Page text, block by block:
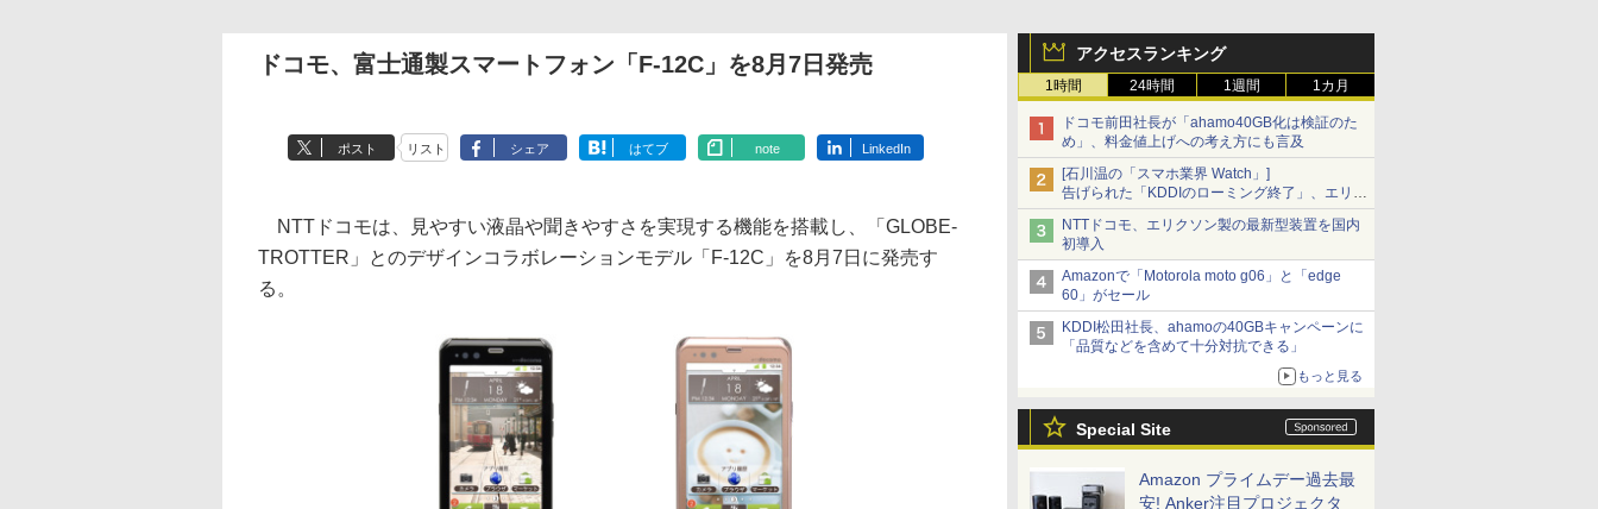
アクセスランキング
1時間 24時間 1週間 1カ月
ドコモ前田社長が「ahamo40GB化は検証のた
め」、料金値上げへの考え方にも言及
[石川温の「スマホ業界 Watch」]
告げられた「KDDIのローミング終了」、エリア
マップの落とし穴と楽天モバイルの課題
NTTドコモ、エリクソン製の最新型装置を国内
初導入
Amazonで「Motorola moto g06」と「edge
60」がセール
KDDI松田社長、ahamoの40GBキャンペーンに
「品質などを含めて十分対抗できる」
もっと見る
Special Site
Amazon プライムデー過去最
安! Anker注目プロジェクタ
ドコモ、富士通製スマートフォン「F-12C」を8月7日発売
ポスト リスト シェア はてブ note LinkedIn
NTTドコモは、見やすい液晶や聞きやすさを実現する機能を搭載し、「GLOBE-
TROTTER」とのデザインコラボレーションモデル「F-12C」を8月7日に発売す
る。